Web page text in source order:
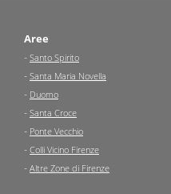
Aree
- Santo Spirito
- Santa Maria Novella
- Duomo
- Santa Croce
- Ponte Vecchio
- Colli Vicino Firenze
- Altre Zone di Firenze